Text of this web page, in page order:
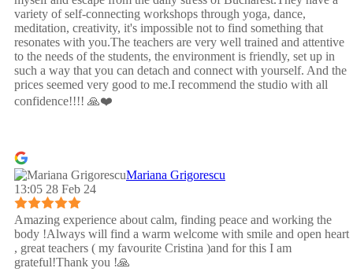
variety of self-connecting workshops through yoga, dance,
meditation, creativity, it's impossible not to find something that
resonates with you.The teachers are very well trained and attentive
to the needs of the students, the environment is friendly, set up in
such a way that you can detach and connect with yourself. And the
prices seemed very good to me.I recommend the studio with all
confidence!!!! 🙏❤️
Mariana Grigorescu
13:05 28 Feb 24
Amazing experience about calm, finding peace and working the
body !Always will find a warm welcome with smile and open heart
, great teachers ( my favourite Cristina )and for this I am
grateful!Thank you !🙏